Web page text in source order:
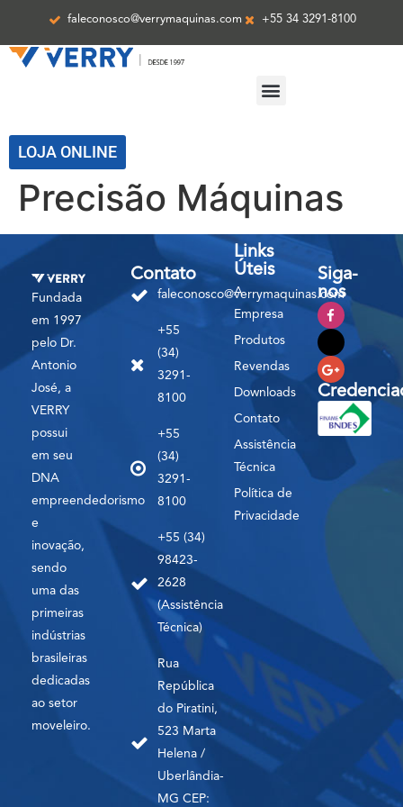
faleconosco@verrymaquinas.com +55 34 3291-8100
LOJA ONLINE
Precisão Máquinas
Fundada
em 1997
pelo Dr.
Antonio
José, a
VERRY
possui
em seu
DNA
empreendedorismo
e
inovação,
sendo
uma das
primeiras
indústrias
brasileiras
dedicadas
ao setor
moveleiro.
Contato
faleconosco@verrymaquinas.com
+55
(34)
3291-
8100
+55
(34)
3291-
8100
+55 (34)
98423-
2628
(Assistência
Técnica)
Rua
República
do Piratini,
523 Marta
Helena /
Uberlândia-
MG CEP:
Links
Úteis
A
Empresa
Produtos
Revendas
Downloads
Contato
Assistência
Técnica
Política de
Privacidade
Siga-
nos